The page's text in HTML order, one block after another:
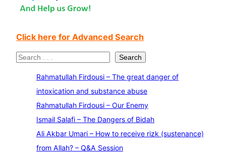
Click here for Advanced Search
S
Search
Rahmatullah Firdousi – The great danger of
intoxication and substance abuse
Rahmatullah Firdousi – Our Enemy
Ismail Salafi – The Dangers of Bidah
Ali Akbar Umari – How to receive rizk (sustenance)
from Allah? – Q&A Session